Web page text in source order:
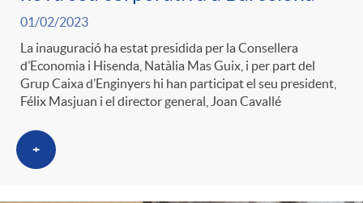
a
s
01/02/2023
La inauguració ha estat presidida per la Consellera
d’Economia i Hisenda, Natàlia Mas Guix, i per part del
Grup Caixa d’Enginyers hi han participat el seu president,
Félix Masjuan i el director general, Joan Cavallé
+